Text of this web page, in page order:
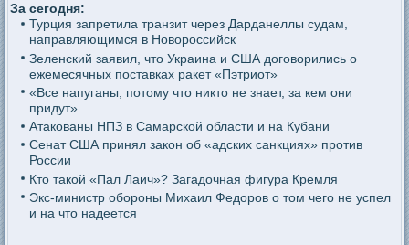
За сегодня:
Турция запретила транзит через Дарданеллы судам,
направляющимся в Новороссийск
Зеленский заявил, что Украина и США договорились о
ежемесячных поставках ракет «Пэтриот»
«Все напуганы, потому что никто не знает, за кем они
придут»
Атакованы НПЗ в Самарской области и на Кубани
Сенат США принял закон об «адских санкциях» против
России
Кто такой «Пал Лаич»? Загадочная фигура Кремля
Экс-министр обороны Михаил Федоров о том чего не успел
и на что надеется